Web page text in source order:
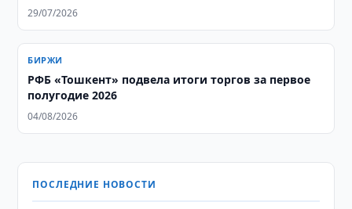
29/07/2026
БИРЖИ
РФБ «Тошкент» подвела итоги торгов за первое
полугодие 2026
04/08/2026
ПОСЛЕДНИЕ НОВОСТИ